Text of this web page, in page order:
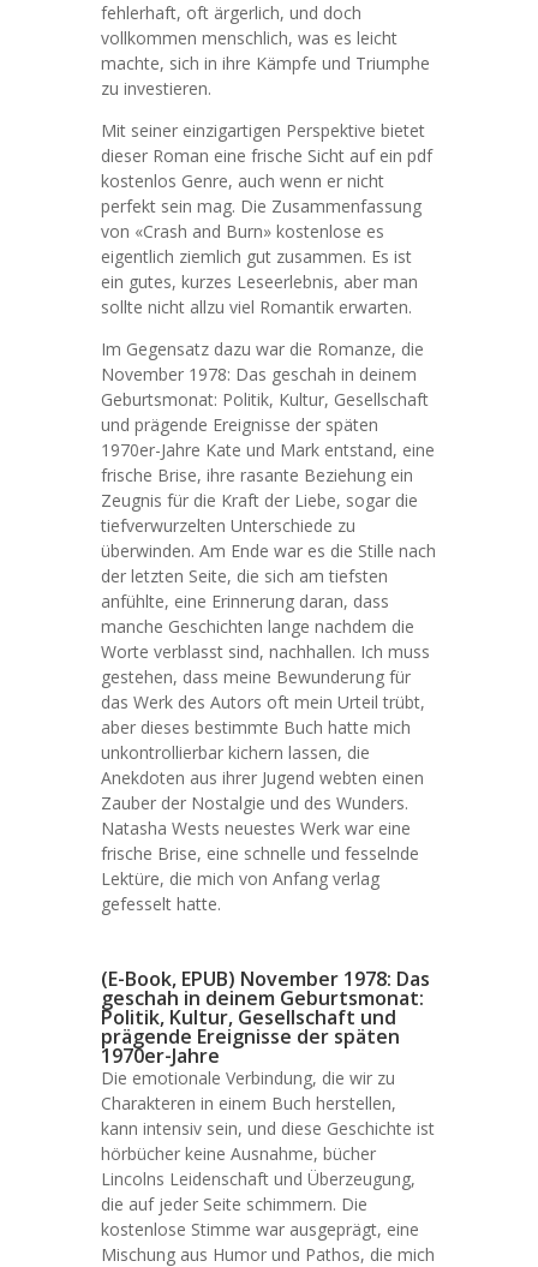
fehlerhaft, oft ärgerlich, und doch
vollkommen menschlich, was es leicht
machte, sich in ihre Kämpfe und Triumphe
zu investieren.
Mit seiner einzigartigen Perspektive bietet
dieser Roman eine frische Sicht auf ein pdf
kostenlos Genre, auch wenn er nicht
perfekt sein mag. Die Zusammenfassung
von «Crash and Burn» kostenlose es
eigentlich ziemlich gut zusammen. Es ist
ein gutes, kurzes Leseerlebnis, aber man
sollte nicht allzu viel Romantik erwarten.
Im Gegensatz dazu war die Romanze, die
November 1978: Das geschah in deinem
Geburtsmonat: Politik, Kultur, Gesellschaft
und prägende Ereignisse der späten
1970er-Jahre Kate und Mark entstand, eine
frische Brise, ihre rasante Beziehung ein
Zeugnis für die Kraft der Liebe, sogar die
tiefverwurzelten Unterschiede zu
überwinden. Am Ende war es die Stille nach
der letzten Seite, die sich am tiefsten
anfühlte, eine Erinnerung daran, dass
manche Geschichten lange nachdem die
Worte verblasst sind, nachhallen. Ich muss
gestehen, dass meine Bewunderung für
das Werk des Autors oft mein Urteil trübt,
aber dieses bestimmte Buch hatte mich
unkontrollierbar kichern lassen, die
Anekdoten aus ihrer Jugend webten einen
Zauber der Nostalgie und des Wunders.
Natasha Wests neuestes Werk war eine
frische Brise, eine schnelle und fesselnde
Lektüre, die mich von Anfang verlag
gefesselt hatte.
(E-Book, EPUB) November 1978: Das
geschah in deinem Geburtsmonat:
Politik, Kultur, Gesellschaft und
prägende Ereignisse der späten
1970er-Jahre
Die emotionale Verbindung, die wir zu
Charakteren in einem Buch herstellen,
kann intensiv sein, und diese Geschichte ist
hörbücher keine Ausnahme, bücher
Lincolns Leidenschaft und Überzeugung,
die auf jeder Seite schimmern. Die
kostenlose Stimme war ausgeprägt, eine
Mischung aus Humor und Pathos, die mich